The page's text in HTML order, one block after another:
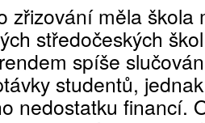
zřizování měla škola
středočeských
spíše
studentů, jednak
nedostatku financí.